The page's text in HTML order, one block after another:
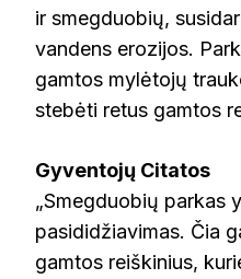
ir smegduobių,
vandens erozijos.
gamtos mylėtojų
stebėti retus gamtos
Gyventojų Citatos
„Smegduobių parkas
pasididžiavimas. Čia
gamtos reiškinius,